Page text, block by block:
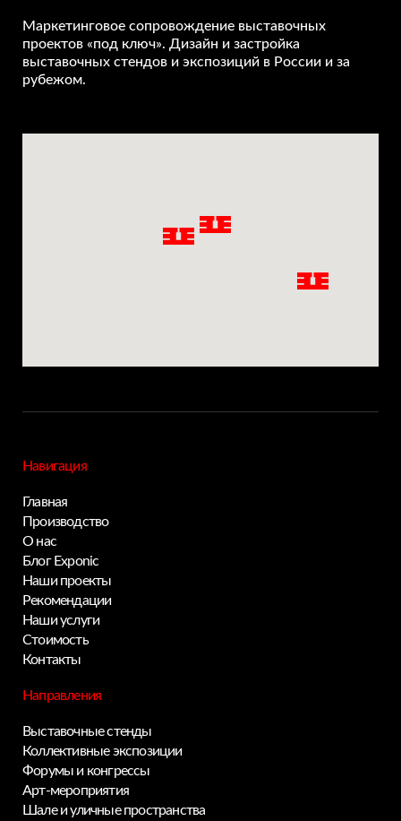
Маркетинговое сопровождение выставочных
проектов «под ключ». Дизайн и застройка
выставочных стендов и экспозиций в России и за
рубежом.
Навигация
Главная
Производство
О нас
Блог Exponic
Наши проекты
Рекомендации
Наши услуги
Стоимость
Контакты
Направления
Выставочные стенды
Коллективные экспозиции
Форумы и конгрессы
Арт-мероприятия
Шале и уличные пространства